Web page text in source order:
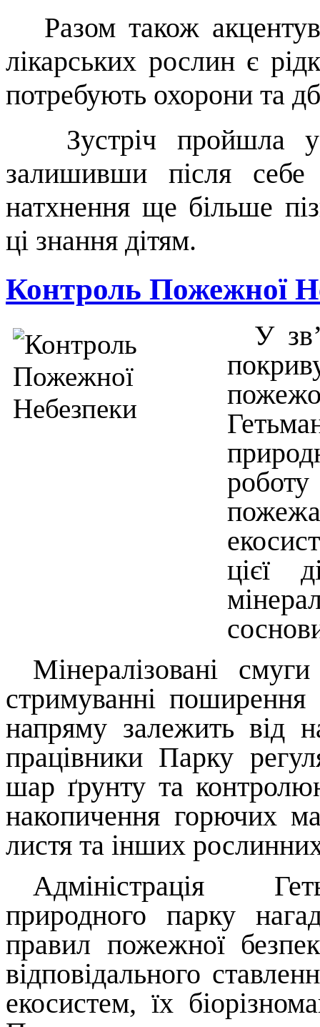
Разом також
лікарських рослин є
потребують охорони та
Зустріч пройшла у
залишивши після
натхнення ще більше
ці знання дітям.
Контроль Пожежної
У
цієї
Мінералізовані
стримуванні поширення
напряму залежить від
працівники Парку
шар ґрунту та
накопичення горючих
листя та інших
Адміністрація
природного парку
правил пожежної
відповідального
екосистем, їх